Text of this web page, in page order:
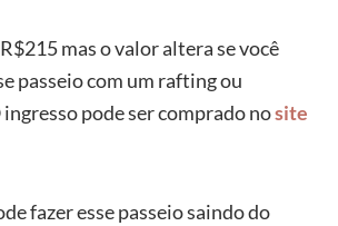
mas o valor altera se você
passeio com um rafting ou
pode ser comprado nosite
fazer esse passeio saindo do